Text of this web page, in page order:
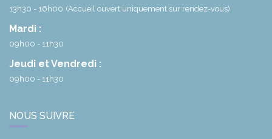
13h30 - 16h00 (Accueil ouvert uniquement sur rendez-vous)
Mardi :
09h00 - 11h30
Jeudi et Vendredi :
09h00 - 11h30
NOUS SUIVRE